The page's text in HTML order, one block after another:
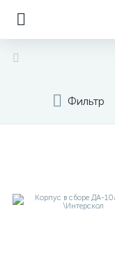
Фильтр